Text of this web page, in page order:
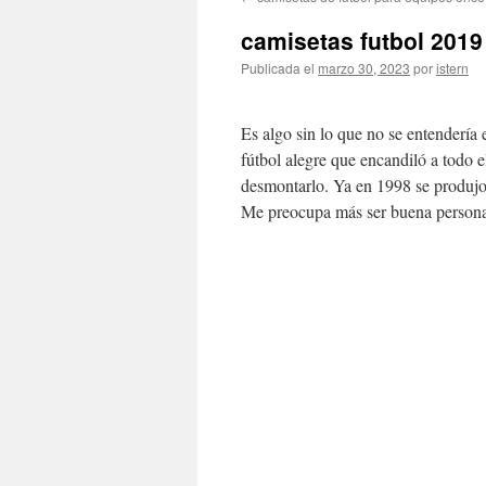
contenido
camisetas futbol 2019
Publicada el marzo 30, 2023 poristern
Es algo sin lo que no se
fútbol alegre que encandiló a todo
desmontarlo. Ya en 1998 se
Me preocupa más ser buena